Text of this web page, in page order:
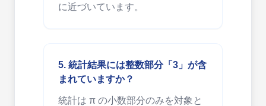
に近づいています。
5. 統計結果には整数部分「3」が含
まれていますか？
統計は π の小数部分のみを対象と